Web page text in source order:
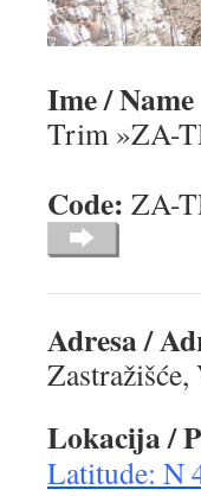
Ime / Name
Trim »ZA-
Code:
Adresa /
Zastražišće,
Lokacija /
Latitude: N